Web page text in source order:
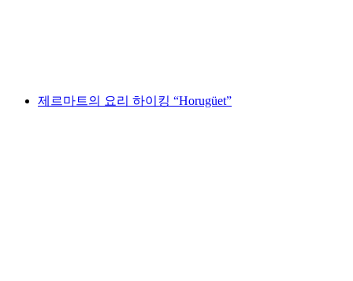
제르마트의 요리 하이킹 “Horugüet”